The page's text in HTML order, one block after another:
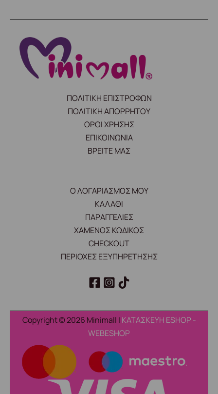
ΠΟΛΙΤΙΚΗ ΕΠΙΣΤΡΟΦΩΝ
ΠΟΛΙΤΙΚΗ ΑΠΟΡΡΗΤΟΥ
ΟΡΟΙ ΧΡΗΣΗΣ
ΕΠΙΚΟΙΝΩΝΙΑ
ΒΡΕΙΤΕ ΜΑΣ
Ο ΛΟΓΑΡΙΑΣΜΟΣ ΜΟΥ
ΚΑΛΑΘΙ
ΠΑΡΑΓΓΕΛΙΕΣ
ΧΑΜΕΝΟΣ ΚΩΔΙΚΟΣ
CHECKOUT
ΠΕΡΙΟΧΕΣ ΕΞΥΠΗΡΕΤΗΣΗΣ
Copyright © 2026 Minimall | ΚΑΤΑΣΚΕΥΗ ESHOP -
WEBESHOP